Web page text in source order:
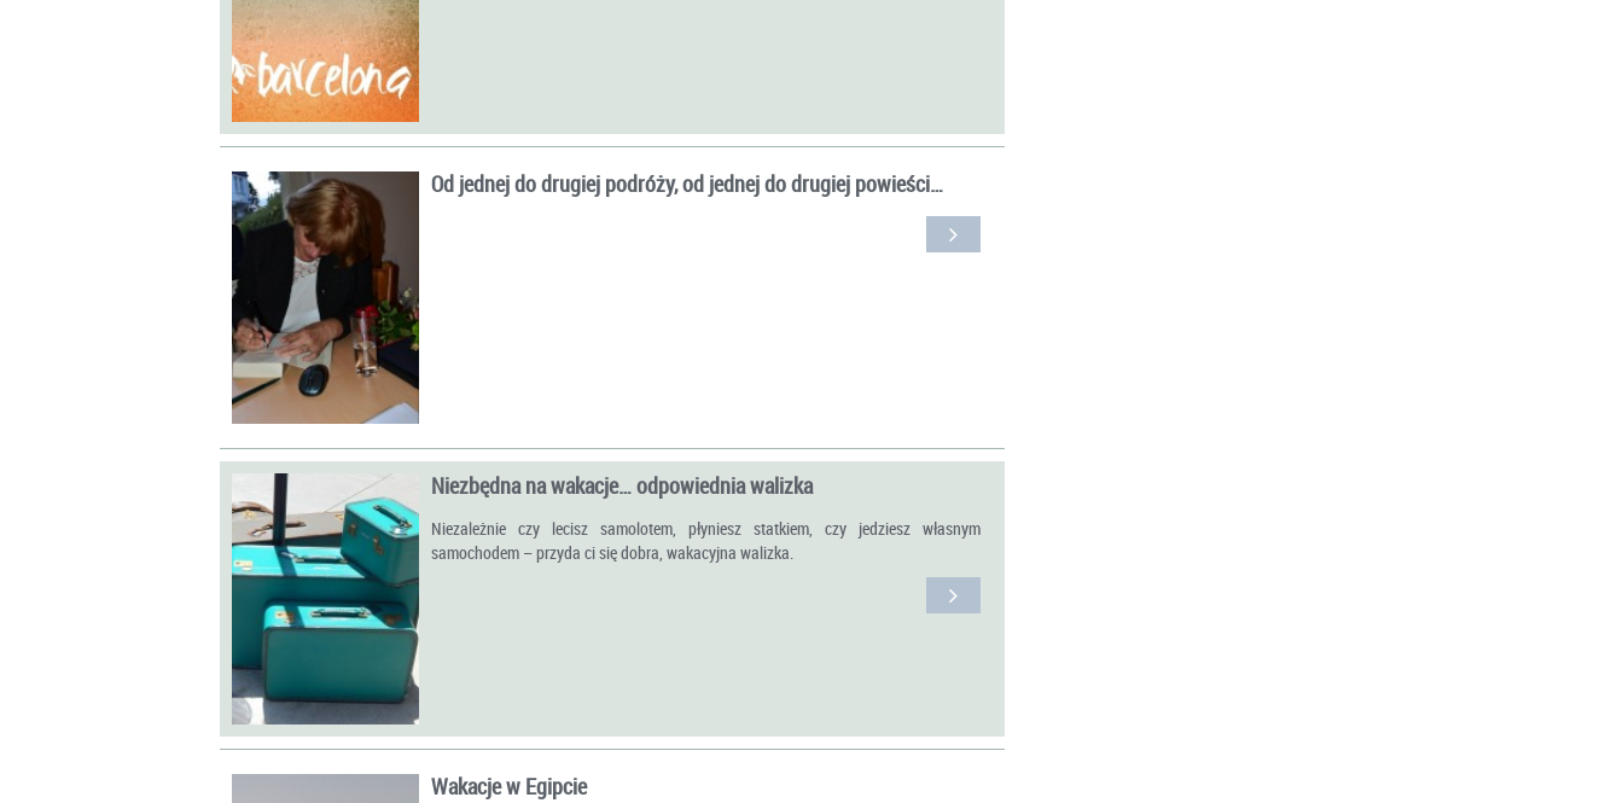
Od jednej do drugiej podróży, od jednej do drugiej powieści…
Niezbędna na wakacje… odpowiednia walizka
Niezależnie czy lecisz samolotem, płyniesz statkiem, czy jedziesz własnym
samochodem – przyda ci się dobra, wakacyjna walizka.
Wakacje w Egipcie